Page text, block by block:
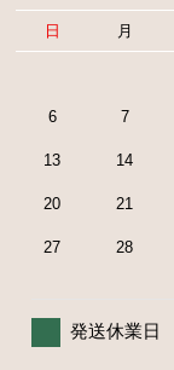
日 月
6 7
13 14
20 21
27 28
発送休業日